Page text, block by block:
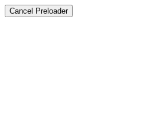
Cancel Preloader